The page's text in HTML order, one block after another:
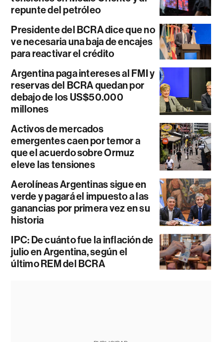
repunte del petróleo
Presidente del BCRA dice que no
ve necesaria una baja de encajes
para reactivar el crédito
Argentina paga intereses al FMI y
reservas del BCRA quedan por
debajo de los US$50.000
millones
Activos de mercados
emergentes caen por temor a
que el acuerdo sobre Ormuz
eleve las tensiones
Aerolíneas Argentinas sigue en
verde y pagará el impuesto a las
ganancias por primera vez en su
historia
IPC: De cuánto fue la inflación de
julio en Argentina, según el
último REM del BCRA